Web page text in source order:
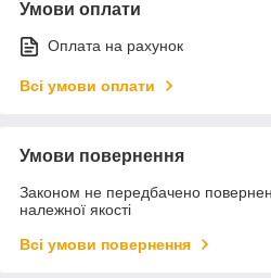
Умови оплати
Оплата на рахунок
Всі умови оплати
Умови повернення
Законом не передбачено
належної якості
Всі умови повернення